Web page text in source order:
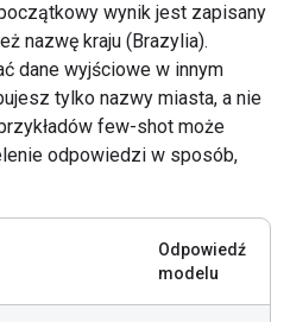
wynik jest zapisany
nazwę kraju (Brazylia).
dane wyjściowe w innym
tylko nazwy miasta, a nie
few-shot może
odpowiedzi w sposób,
Odpowiedź
modelu